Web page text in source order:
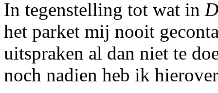
In tegenstelling tot wat in
het parket mij nooit
uitspraken al dan niet te
noch nadien heb ik